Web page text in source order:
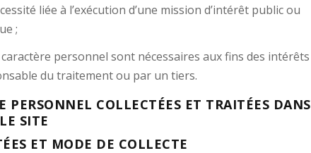
liée à l’exécution d’une mission d’intérêt public ou
;
personnel sont nécessaires aux fins des intérêts
du traitement ou par un tiers.
PERSONNEL COLLECTÉES ET TRAITÉES DANS
SITE
ET MODE DE COLLECTE